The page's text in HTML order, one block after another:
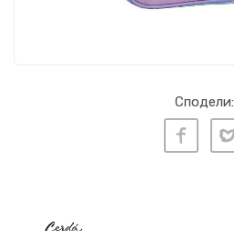
Сподели: